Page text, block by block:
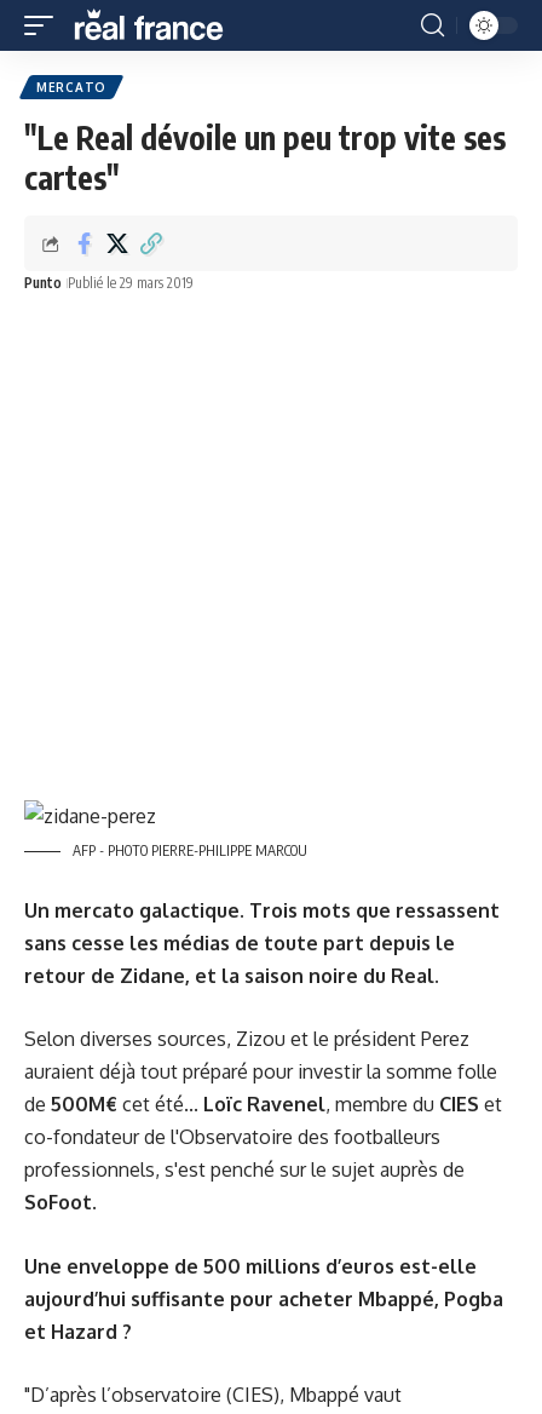
MERCATO
"Le Real dévoile un peu trop vite ses
cartes"
Punto Publié le 29 mars 2019
AFP - PHOTO PIERRE-PHILIPPE MARCOU
Un mercato galactique. Trois mots que ressassent
sans cesse les médias de toute part depuis le
retour de Zidane, et la saison noire du Real.
Selon diverses sources, Zizou et le président Perez
auraient déjà tout préparé pour investir la somme folle
de 500M€ cet été... Loïc Ravenel, membre du CIES et
co-fondateur de l'Observatoire des footballeurs
professionnels, s'est penché sur le sujet auprès de
SoFoot.
Une enveloppe de 500 millions d’euros est-elle
aujourd’hui suffisante pour acheter Mbappé, Pogba
et Hazard ?
"D’après l’observatoire (CIES), Mbappé vaut